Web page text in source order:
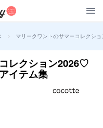
> マリークワントのサマーコレクシ
レクション2026♡
イテム集